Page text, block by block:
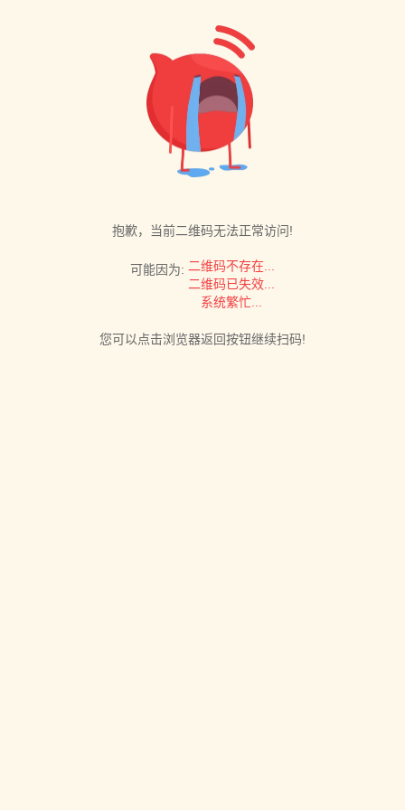
抱歉，当前二维码无法正常访问!
可能因为: 二维码不存在...
二维码已失效...
系统繁忙...
您可以点击浏览器返回按钮继续扫码!